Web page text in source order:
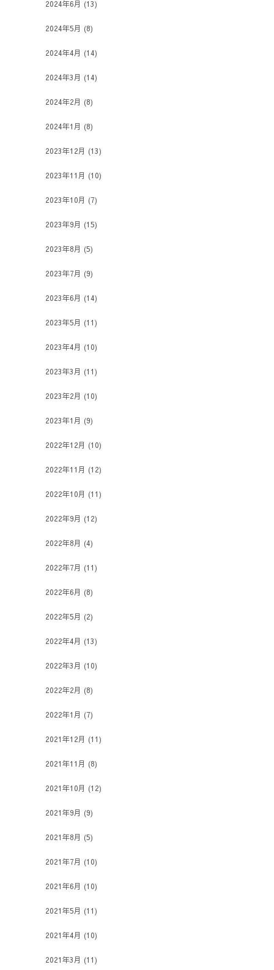
2024年6月 (13)
2024年5月 (8)
2024年4月 (14)
2024年3月 (14)
2024年2月 (8)
2024年1月 (8)
2023年12月 (13)
2023年11月 (10)
2023年10月 (7)
2023年9月 (15)
2023年8月 (5)
2023年7月 (9)
2023年6月 (14)
2023年5月 (11)
2023年4月 (10)
2023年3月 (11)
2023年2月 (10)
2023年1月 (9)
2022年12月 (10)
2022年11月 (12)
2022年10月 (11)
2022年9月 (12)
2022年8月 (4)
2022年7月 (11)
2022年6月 (8)
2022年5月 (2)
2022年4月 (13)
2022年3月 (10)
2022年2月 (8)
2022年1月 (7)
2021年12月 (11)
2021年11月 (8)
2021年10月 (12)
2021年9月 (9)
2021年8月 (5)
2021年7月 (10)
2021年6月 (10)
2021年5月 (11)
2021年4月 (10)
2021年3月 (11)